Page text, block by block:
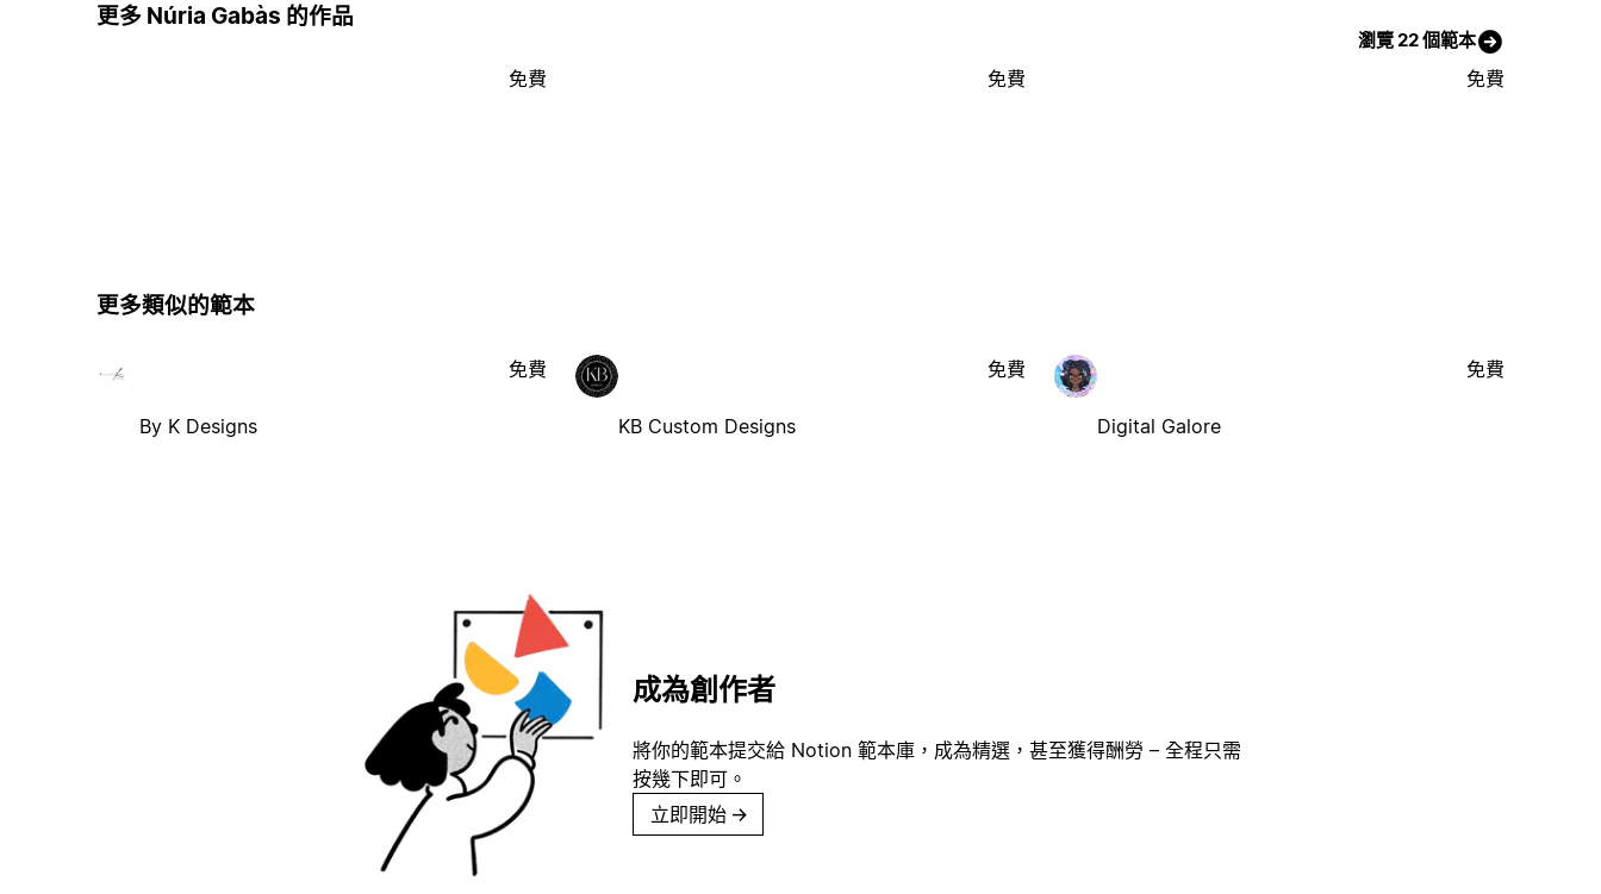
更多 Núria Gabàs 的作品
瀏覽 22 個範本
免費 免費 免費
更多類似的範本
By K Designs
免費
KB Custom Designs
免費
Digital Galore
免費
成為創作者
將你的範本提交給 Notion 範本庫，成為精選，甚至獲得酬勞 – 全程只需
按幾下即可。
立即開始 →